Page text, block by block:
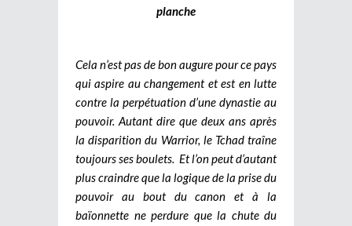
planche
Cela n’est pas de bon augure pour ce pays
qui aspire au changement et est en lutte
contre la perpétuation d’une dynastie au
pouvoir. Autant dire que deux ans après
la disparition du Warrior, le Tchad traîne
toujours ses boulets. Et l’on peut d’autant
plus craindre que la logique de la prise du
pouvoir au bout du canon et à la
baïonnette ne perdure que la chute du